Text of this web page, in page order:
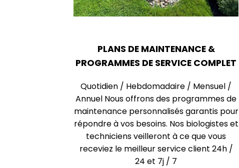
PLANS DE MAINTENANCE &
PROGRAMMES DE SERVICE COMPLET
Quotidien / Hebdomadaire / Mensuel /
Annuel Nous offrons des programmes de
maintenance personnalisés garantis pour
répondre à vos besoins. Nos biologistes et
techniciens veilleront à ce que vous
receviez le meilleur service client 24h /
24 et 7j / 7